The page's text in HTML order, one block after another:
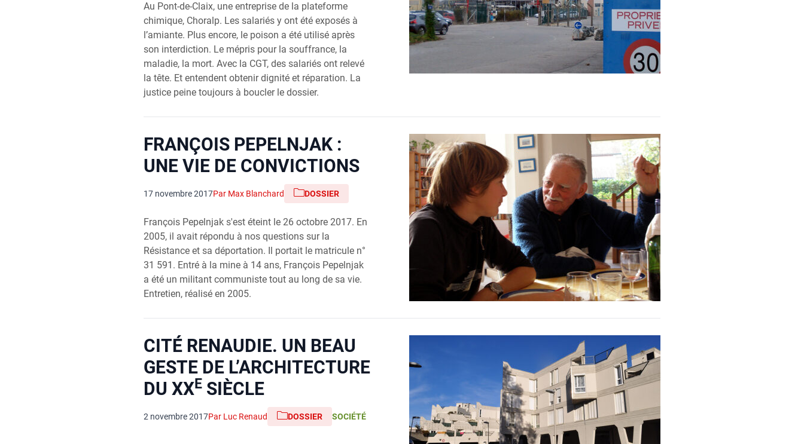
Au Pont-de-Claix, une entreprise de la plateforme
chimique, Choralp. Les salariés y ont été exposés à
l’amiante. Plus encore, le poison a été utilisé après
son interdiction. Le mépris pour la souffrance, la
maladie, la mort. Avec la CGT, des salariés ont relevé
la tête. Et entendent obtenir dignité et réparation. La
justice peine toujours à boucler le dossier.
FRANÇOIS PEPELNJAK :
UNE VIE DE CONVICTIONS
17 novembre 2017Par Max Blanchard DOSSIER
François Pepelnjak s'est éteint le 26 octobre 2017. En
2005, il avait répondu à nos questions sur la
Résistance et sa déportation. Il portait le matricule n°
31 591. Entré à la mine à 14 ans, François Pepelnjak
a été un militant communiste tout au long de sa vie.
Entretien, réalisé en 2005.
CITÉ RENAUDIE. UN BEAU
GESTE DE L’ARCHITECTURE
DU XXE SIÈCLE
2 novembre 2017Par Luc Renaud DOSSIER SOCIÉTÉ